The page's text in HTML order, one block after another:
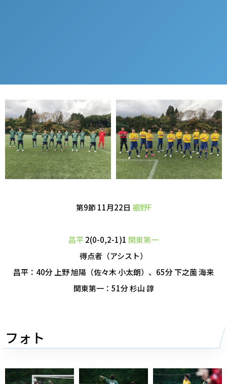
第9節 11月22日 裾野F
昌平2(0-0,2-1)1 関東第一
得点者（アシスト）
昌平：40分 上野 旭陽（佐々木 小太朗）、65分 下之薗 海来
関東第一：51分 杉山 諄
フォト